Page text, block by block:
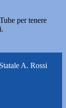
per tenere
A. Rossi